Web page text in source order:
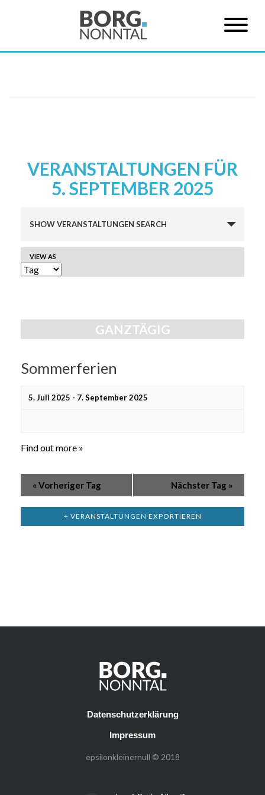
VERANSTALTUNGEN FÜR
5. SEPTEMBER 2025
Suche
und
Ansichten,
SHOW VERANSTALTUNGEN SEARCH
VERANSTALTUNG
ANSICHTEN-
VIEW AS
GANZTÄGIG
Sommerferien
5. Juli 2025 - 7. September 2025
Find out more »
« Vorheriger Tag Nächster Tag »
+ VERANSTALTUNGEN EXPORTIEREN
Datenschutzerklärung
Impressum
epsilonkleinernull © 2018